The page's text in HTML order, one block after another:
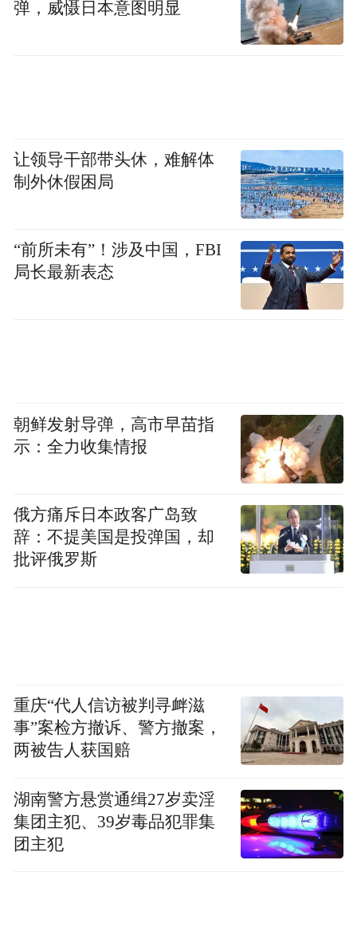
弹，威慑日本意图明显
让领导干部带头休，难解体
制外休假困局
“前所未有”！涉及中国，FBI
局长最新表态
朝鲜发射导弹，高市早苗指
示：全力收集情报
俄方痛斥日本政客广岛致
辞：不提美国是投弹国，却
批评俄罗斯
重庆“代人信访被判寻衅滋
事”案检方撤诉、警方撤案，
两被告人获国赔
湖南警方悬赏通缉27岁卖淫
集团主犯、39岁毒品犯罪集
团主犯